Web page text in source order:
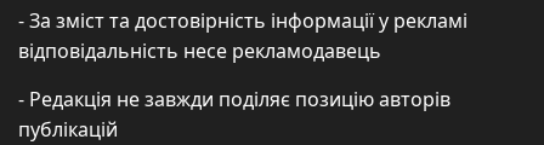
- За зміст та достовірність інформації у рекламі
відповідальність несе рекламодавець
- Редакція не завжди поділяє позицію авторів
публікацій